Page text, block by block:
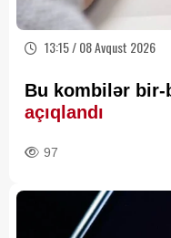
13:15 / 08 Avqust 2026
Bu kombilər bir-
açıqlandı
97